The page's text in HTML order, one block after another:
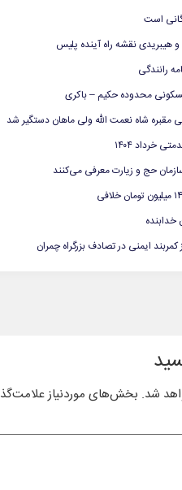
است
رانندگی
محدوده حکیم – باکری
شاه نعمت الله ولی ماهان دستگیر شد
خرداد ۱۴۰۴
سازمان حج و زیارت معرفی می‌کنند
خدابنده
کمربند ایمنی در تصادف بزرگراه چمران
شد. بخش‌های موردنیاز